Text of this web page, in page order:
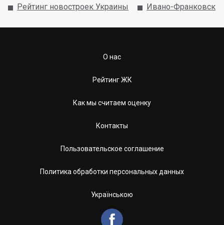
Рейтинг новостроек Украины Ивано-Франковск
О нас
Рейтинг ЖК
Как мы считаем оценку
Контакты
Пользовательское соглашение
Политика обработки персональных данных
Українською
